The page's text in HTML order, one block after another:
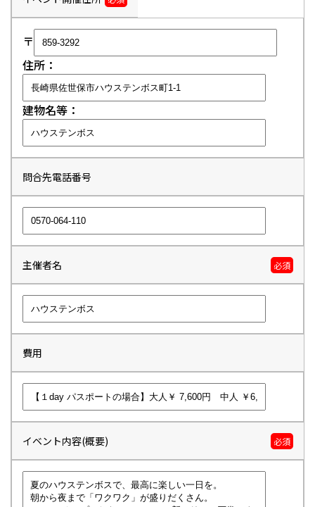
〒
住所：
建物名等：
問合先電話番号
主催者名 必須
費用
イベント内容(概要) 必須